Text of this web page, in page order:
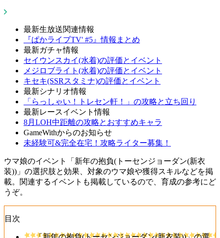
最新生放送関連情報
『ぱかライブTV' #5』情報まとめ
最新ガチャ情報
セイウンスカイ(水着)の評価とイベント
メジロブライト(水着)の評価とイベント
キセキ(SSRスタミナ)の評価とイベント
最新シナリオ情報
「らっしゃい！トレセン軒！」の攻略と立ち回り
最新レースイベント情報
8月LOH中距離の攻略とおすすめキャラ
GameWithからのお知らせ
未経験可&完全在宅！攻略ライター募集！
ウマ娘のイベント「新年の抱負(トーセンジョーダン(新衣
装))」の選択肢と効果、対象のウマ娘や獲得スキルなどを掲
載。関連するイベントも掲載しているので、育成の参考にど
うぞ。
目次